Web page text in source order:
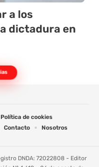
a los
dictadura en
Política de cookies
Contacto Nosotros
DNDA: 72022808 - Editor